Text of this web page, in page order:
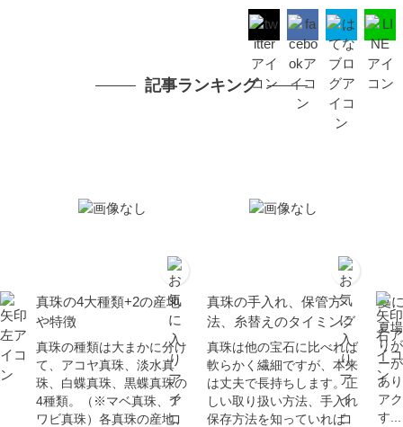
記事ランキング
真珠の4大種類+2の産地
や特徴
真珠の種類は大まかに分け
て、アコヤ真珠、淡水真
珠、白蝶真珠、黒蝶真珠の
4種類。（※マベ真珠、ア
ワビ真珠）各真珠の産地、
真珠の手入れ、保管方
法、糸替えのタイミング
真珠は他の宝石に比べれば
軟らかく繊細ですが、本来
は丈夫で長持ちします。正
しい取り扱い方法、手入れ
保存方法を知っていれば
夏
夏
り
ー
あ
ア
す...